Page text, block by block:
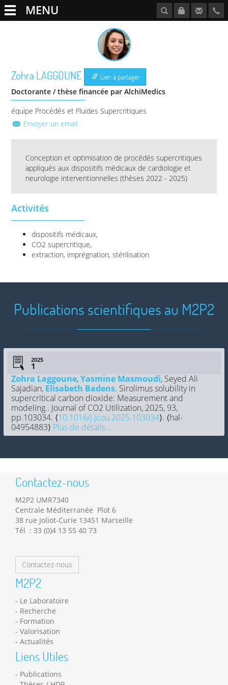
MENU
Zohra LAGGOUNE
Lien à partager
Doctorante / thèse financée par AlchiMedics
équipe Procédés et Fluides Supercritiques
Envoyer un email
Conception et optimisation de procédés supercritiques
appliqués aux dispositifs médicaux de cardiologie et
neurologie interventionnelles (thèses 2022 - 2025)
Activités
dispositifs médicaux,
CO2 supercritique,
extraction, imprégnation, stérilisation
Publications scientifiques au M2P2
2025
Zohra Laggoune,Yasmine Masmoudi, Seyed Ali
Sajadian, Elisabeth Badens. Sirolimus solubility in
supercritical carbon dioxide: Measurement and
modeling.. Journal of CO2 Utilization, 2025, 93,
pp.103034. ⟨10.1016/j.jcou.2025.103034⟩. ⟨hal-
04954883⟩ Plus de détails...
Contactez-nous
M2P2 UMR7340
Centrale Méditerranée Plot 6
38 rue Joliot-Curie 13451 Marseille
Tél : 33 (0)4 13 55 40 73
Contactez-nous
M2P2
Le Laboratoire
Recherche
Formation
Valorisation
Actualités
Liens Utiles
Publications